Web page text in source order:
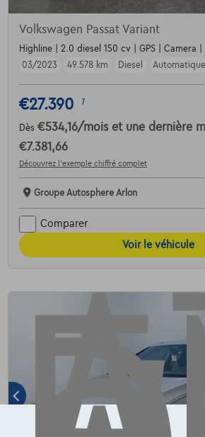
Volkswagen Passat Variant
Highline | 2.0 diesel 150 cv | GPS | Camera
03/2023
49.578 km Diesel Automatique
€27.390 1
Dès €534,16/mois et une dernière
€7.381,66
Découvrez l’exemple chiffré complet
Groupe Autosphere Arlon
Comparer
Voir le véhicule